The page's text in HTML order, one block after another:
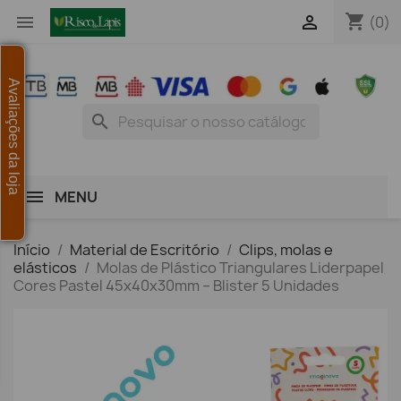
 shopping_cart (0)

search
MENU
Início Material de Escritório
Clips, molas e
elásticos
Molas de Plástico Triangulares Liderpapel
Cores Pastel 45x40x30mm – Blister 5 Unidades
Avaliações da loja